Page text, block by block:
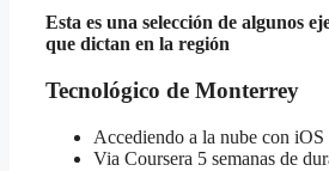
Esta es una selección de algunos
que dictan en la región
Tecnológico de Monterrey
Accediendo a la nube con iOS
Via Coursera 5 semanas de